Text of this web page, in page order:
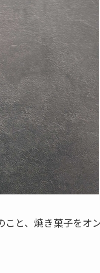
こと、焼き菓子をオ